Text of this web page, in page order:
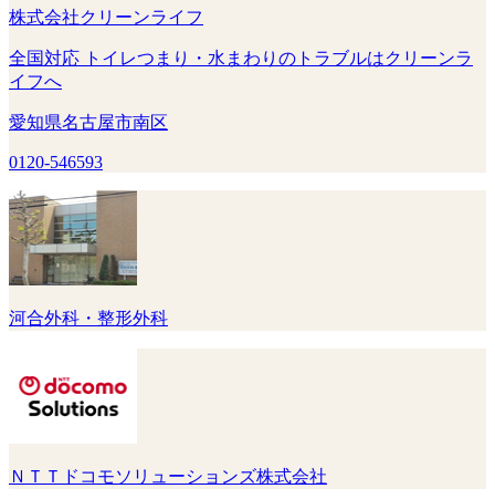
株式会社クリーンライフ
全国対応 トイレつまり・水まわりのトラブルはクリーンラ
イフへ
愛知県名古屋市南区
0120-546593
河合外科・整形外科
ＮＴＴドコモソリューションズ株式会社